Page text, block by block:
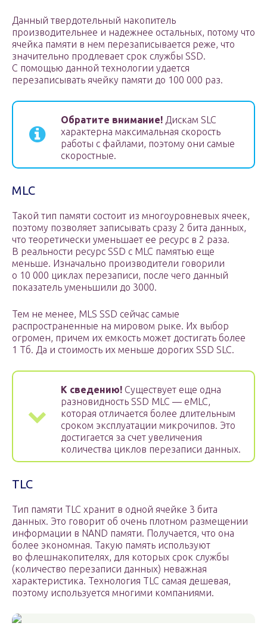
Данный твердотельный накопитель
производительнее и надежнее остальных, потому что
ячейка памяти в нем перезаписывается реже, что
значительно продлевает срок службы SSD.
С помощью данной технологии удается
перезаписывать ячейку памяти до 100 000 раз.
Обратите внимание! Дискам SLC
характерна максимальная скорость
работы с файлами, поэтому они самые
скоростные.
MLC
Такой тип памяти состоит из многоуровневых ячеек,
поэтому позволяет записывать сразу 2 бита данных,
что теоретически уменьшает ее ресурс в 2 раза.
В реальности ресурс SSD с MLC памятью еще
меньше. Изначально производители говорили
о 10 000 циклах перезаписи, после чего данный
показатель уменьшили до 3000.
Тем не менее, MLS SSD сейчас самые
распространенные на мировом рыке. Их выбор
огромен, причем их емкость может достигать более
1 Тб. Да и стоимость их меньше дорогих SSD SLC.
К сведению! Существует еще одна
разновидность SSD MLC — eMLC,
которая отличается более длительным
сроком эксплуатации микрочипов. Это
достигается за счет увеличения
количества циклов перезаписи данных.
TLC
Тип памяти TLC хранит в одной ячейке 3 бита
данных. Это говорит об очень плотном размещении
информации в NAND памяти. Получается, что она
более экономная. Такую память используют
во флешнакопителях, для которых срок службы
(количество перезаписи данных) неважная
характеристика. Технология TLC самая дешевая,
поэтому используется многими компаниями.